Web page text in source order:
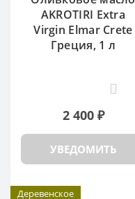
AKROTIRI Extra
Virgin Elmar Crete
Греция, 1 л
2 400 ₽
УВЕДОМИТЬ
Деревенское